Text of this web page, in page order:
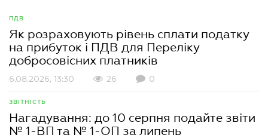
ПДВ
Як розраховують рівень сплати податку
на прибуток і ПДВ для Переліку
добросовісних платників
6.08.2026, 13:30 26 0
ЗВІТНІСТЬ
Нагадування: до 10 серпня подайте звіти
№ 1-ВП та № 1-ОП за липень